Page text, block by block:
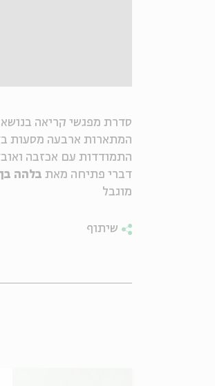
סדרת מפגשי קריאה
המתארות ארבעה מסעות
התמודדות עם אכזבה
דברי פתיחה מאת בלהה
מוגבל
שיתוף